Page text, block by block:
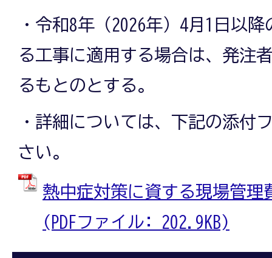
・令和8年（2026年）4月1日以
る工事に適用する場合は、発注
るもとのとする。
・詳細については、下記の添付
さい。
熱中症対策に資する現場管理
(PDFファイル: 202.9KB)